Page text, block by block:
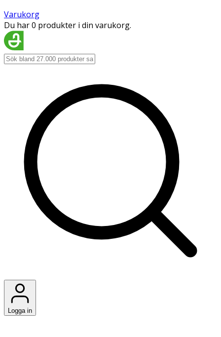
Varukorg
Du har 0 produkter i din varukorg.
Logga in